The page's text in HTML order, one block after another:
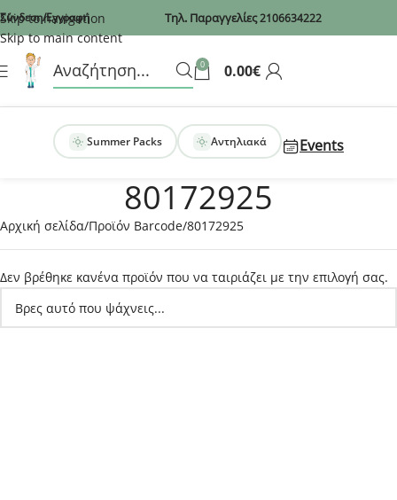
Recaptcha
Skip to navigation
Skip to main content
Σύνδεση/Εγγραφή Τηλ. Παραγγελίες2106634222
0 0.00€
Summer Packs Αντηλιακά Events
80172925
Αρχική σελίδα Προϊόν Barcode 80172925
Δεν βρέθηκε κανένα προϊόν που να ταιριάζει με την επιλογή σας.